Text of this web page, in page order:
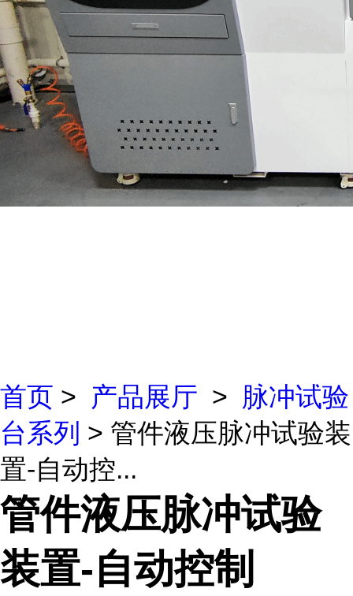
首页 > 产品展厅 > 脉冲试验
台系列 > 管件液压脉冲试验装
置-自动控...
管件液压脉冲试验
装置-自动控制